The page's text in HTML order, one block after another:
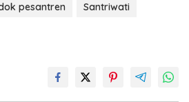
pesantren
Santriwati